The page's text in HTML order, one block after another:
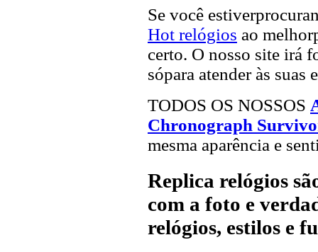
Se você
Hot relógios ao
certo. O nosso site irá
sópara atender às suas
TODOS OS NOSSOS
Chronograph
mesma aparência e
Replica relógios
com a foto e
relógios, estilos e